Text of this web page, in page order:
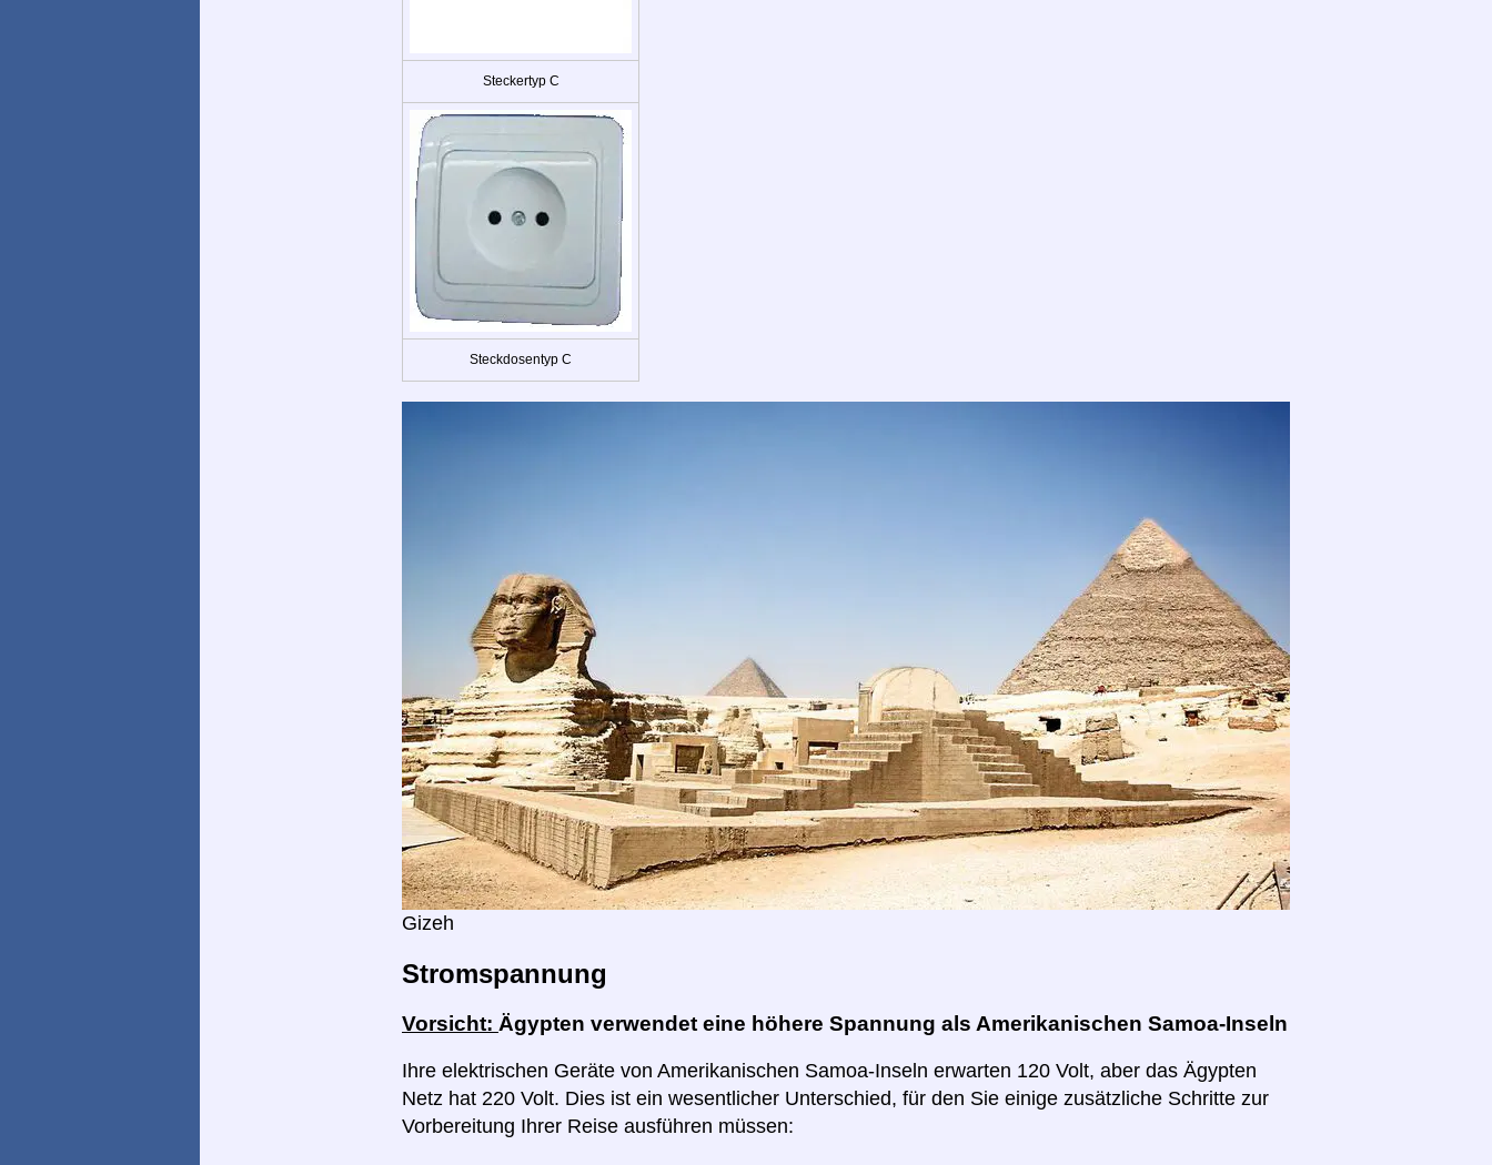
Steckertyp C
Steckdosentyp C
Gizeh
Stromspannung
Vorsicht: Ägypten verwendet eine höhere Spannung als Amerikanischen Samoa-Inseln
Ihre elektrischen Geräte von Amerikanischen Samoa-Inseln erwarten 120 Volt, aber das Ägypten
Netz hat 220 Volt. Dies ist ein wesentlicher Unterschied, für den Sie einige zusätzliche Schritte zur
Vorbereitung Ihrer Reise ausführen müssen: